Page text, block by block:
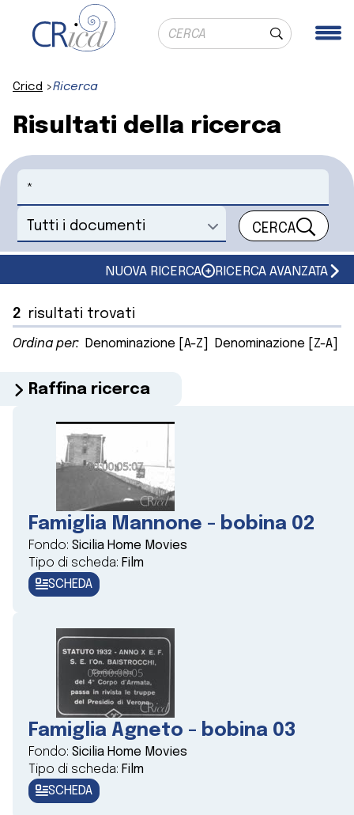
Ricerca globale
Cerca
Cricd Ricerca
Risultati della ricerca
Cerca
Seleziona un documento CERCA
NUOVA RICERCA RICERCA AVANZATA
2 risultati trovati
Ordina per: Denominazione [A-Z] Denominazione [Z-A]
Raffina ricerca
Famiglia Mannone - bobina 02
Fondo: Sicilia Home Movies
Tipo di scheda: Film
SCHEDA
Famiglia Agneto - bobina 03
Fondo: Sicilia Home Movies
Tipo di scheda: Film
SCHEDA